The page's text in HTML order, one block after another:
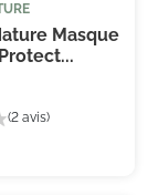
Masque